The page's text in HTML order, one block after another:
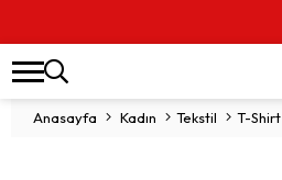
Anasayfa Kadın Tekstil T-Shirt